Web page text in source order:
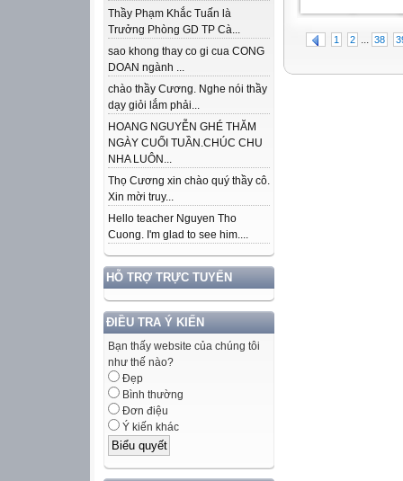
Thầy Phạm Khắc Tuấn là
Trưởng Phòng GD TP Cà...
sao khong thay co gi cua CONG
DOAN ngành ...
chào thầy Cương. Nghe nói thầy
dạy giỏi lắm phải...
HOANG NGUYỄN GHÉ THĂM
NGÀY CUỐI TUẦN.CHÚC CHU
NHA LUÔN...
Thọ Cương xin chào quý thầy cô.
Xin mời truy...
Hello teacher Nguyen Tho
Cuong. I'm glad to see him....
HỖ TRỢ TRỰC TUYẾN
ĐIỀU TRA Ý KIẾN
Bạn thấy website của chúng tôi
như thế nào?
Đẹp
Bình thường
Đơn điệu
Ý kiến khác
1 2 ... 38